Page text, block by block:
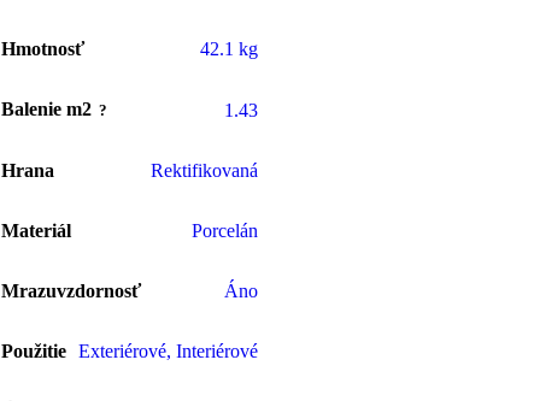
Hmotnosť 42.1 kg
Balenie m2 1.43
Hrana Rektifikovaná
Materiál Porcelán
Mrazuvzdornosť Áno
Použitie Exteriérové, Interiérové